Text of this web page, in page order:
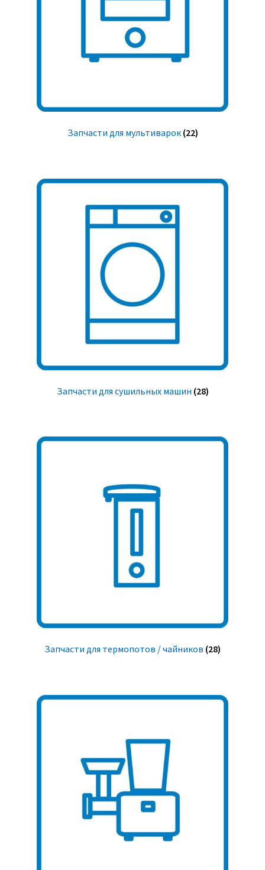
Запчасти для мультиварок (22)
Запчасти для сушильных машин (28)
Запчасти для термопотов / чайников (28)